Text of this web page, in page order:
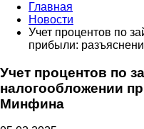
Главная
Новости
Учет процентов по
прибыли:
Учет процентов по
налогообложении
Минфина